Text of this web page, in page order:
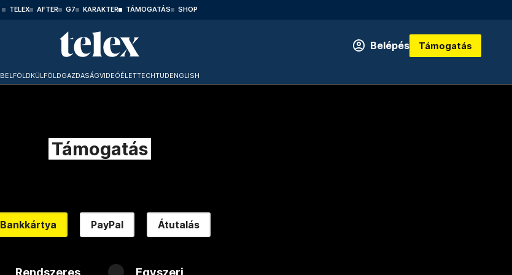
TELEX AFTER G7 KARAKTER TÁMOGATÁS SHOP
Belépés Támogatás
BELFÖLDKÜLFÖLDGAZDASÁGVIDEÓÉLETTECHTUDENGLISH
Támogatás
Bankkártya PayPal Átutalás
Rendszeres Egyszeri